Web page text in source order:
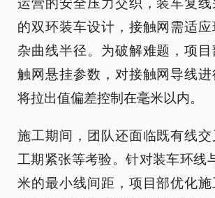
运营的安全压力交织，装车复
的双环装车设计，接触网需适
杂曲线半径。为破解难题，项
触网悬挂参数，对接触网导线进
将拉出值偏差控制在毫米以内。
施工期间，团队还面临既有线交
工期紧张等考验。针对装车环线
米的最小线间距，项目部优化